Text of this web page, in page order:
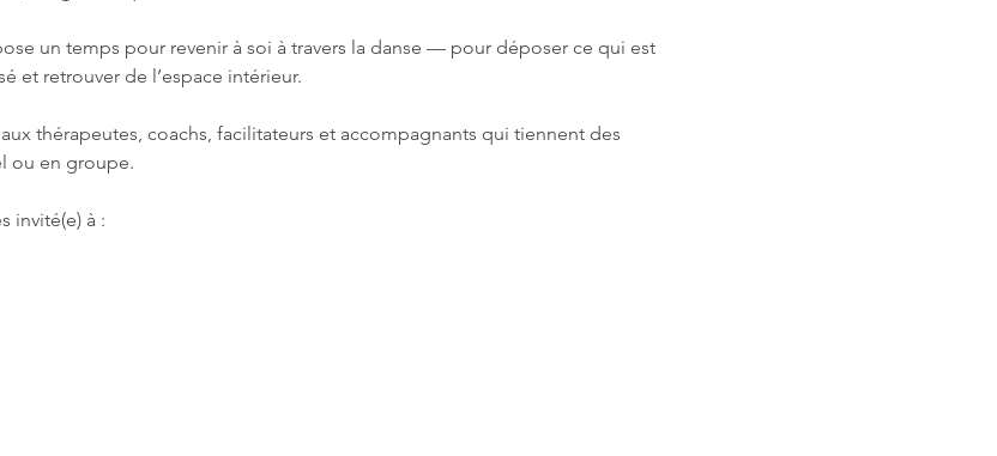
un temps pour revenir à soi à travers la danse — pour déposer ce qui est
et retrouver de l’espace intérieur.
thérapeutes, coachs, facilitateurs et accompagnants qui tiennent des
ou en groupe.
invité(e) à :